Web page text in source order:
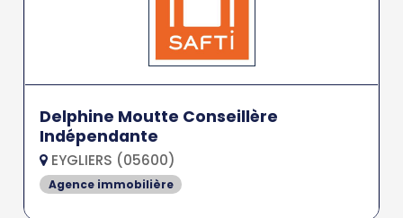
Delphine Moutte Conseillère
Indépendante
EYGLIERS (05600)
Agence immobilière